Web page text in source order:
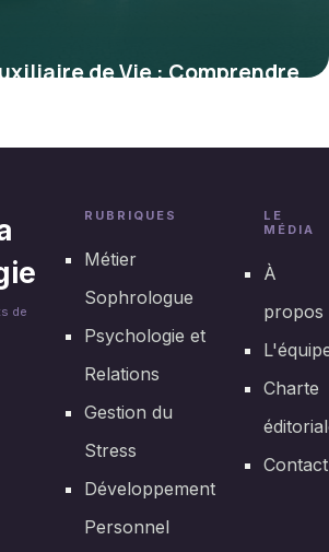
de Vie : Comprendre
de
RUBRIQUES
Métier
Sophrologue
Psychologie et
Relations
Gestion du
Stress
Développement
Personnel
LE
MÉDIA
À
propos
Charte
Contact